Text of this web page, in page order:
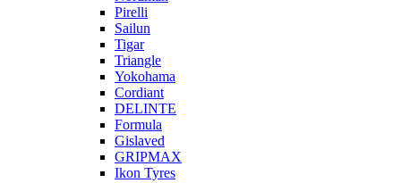
Pirelli
Sailun
Tigar
Triangle
Yokohama
Cordiant
DELINTE
Formula
Gislaved
GRIPMAX
Ikon Tyres